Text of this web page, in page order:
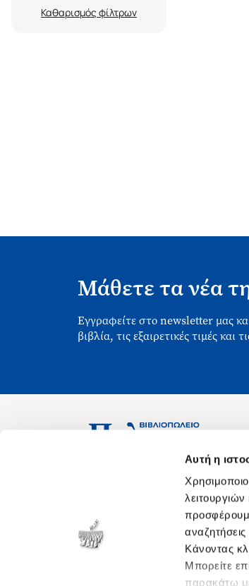
Αυτή η
Κάνοντας
Μπορείτε
παρακάτω
Καθαρισμός
Μάθετε τα νέα
Εγγραφείτε στο newsletter μας
βιβλία, τις εξαιρετικές τιμές και
Ασκληπιού 1-3, Αθήνα 106 79